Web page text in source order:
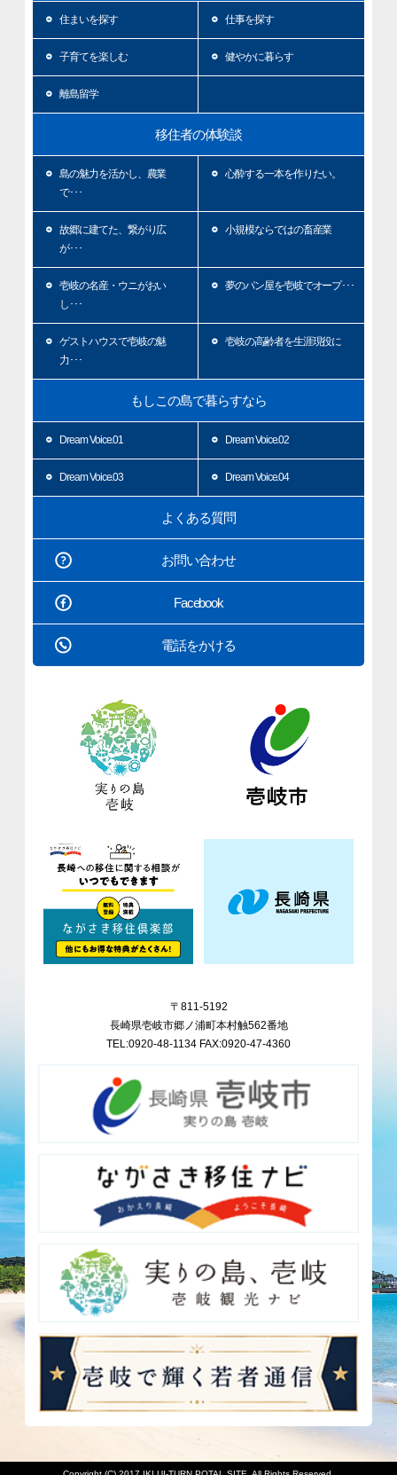
住まいを探す 仕事を探す
子育てを楽しむ 健やかに暮らす
離島留学
移住者の体験談
島の魅力を活かし、農業
で･･･
心酔する一本を作りたい。
故郷に建てた、繋がり広
が･･･
小規模ならではの畜産業
壱岐の名産・ウニがおい
し･･･
夢のパン屋を壱岐でオープ･･･
ゲストハウスで壱岐の魅
力･･･
壱岐の高齢者を生涯現役に
もしこの島で暮らすなら
Dream Voice.01 Dream Voice.02
Dream Voice.03 Dream Voice.04
よくある質問
お問い合わせ
Facebook
電話をかける
〒811-5192
長崎県壱岐市郷ノ浦町本村触562番地
TEL:0920-48-1134 FAX:0920-47-4360